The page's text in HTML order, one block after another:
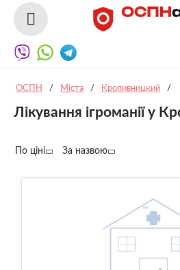
ОСПН / Міста / Кропивницкий /
Лікування ігроманії у
По ціні За назвою